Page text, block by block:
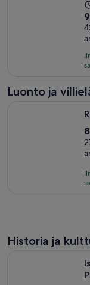
Luonto ja
Historia ja